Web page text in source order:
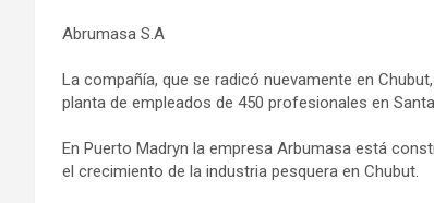
Abrumasa S.A
La compañía, que se radicó nuevamente en
planta de empleados de 450 profesionales en
En Puerto Madryn la empresa Arbumasa está
el crecimiento de la industria pesquera en Chubut.